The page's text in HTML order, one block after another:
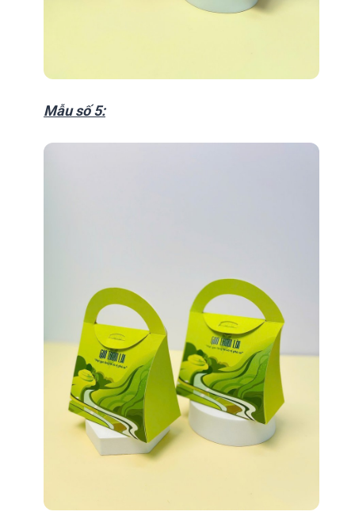
Mẫu số 5: